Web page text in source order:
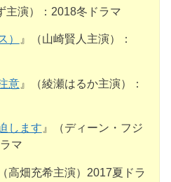
主演）：2018冬ドラマ
）
』（山崎賢人主演）：
意』（綾瀬はるか主演）：
します 』（ディーン・フジ
マ
高畑充希主演）2017夏ドラ